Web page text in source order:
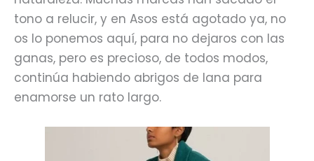
tono a relucir, y en Asos está agotado ya, no
os lo ponemos aquí, para no dejaros con las
ganas, pero es precioso, de todos modos,
continúa habiendo abrigos de lana para
enamorse un rato largo.